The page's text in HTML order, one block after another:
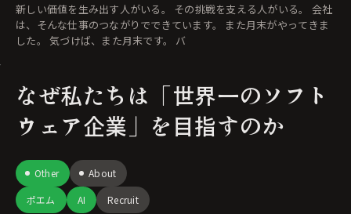
新しい価値を生み出す人がいる。 その挑戦を支える人がいる。 会社
は、そんな仕事のつながりでできています。 また月末がやってきま
した。 気づけば、また月末です。 バ
なぜ私たちは「世界一のソフト
ウェア企業」を目指すのか
Other
About
ポエム
AI Recruit